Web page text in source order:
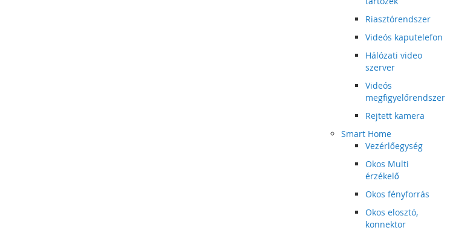
Riasztórendszer
Videós kaputelefon
Hálózati video
szerver
Videós
megfigyelőrendszer
Rejtett kamera
Smart Home
Vezérlőegység
Okos Multi
érzékelő
Okos fényforrás
Okos elosztó,
konnektor